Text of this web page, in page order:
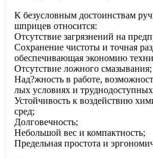
К безусловным достоинствам
шприцев относится:
Отсутствие загрязнений на
Сохранение чистоты и точная
обеспечивающая экономию
Отсутствие ложного смазывания;
Над?жность в работе,
лых условиях и
Устойчивость к воздействию
сред;
Долговечность;
Небольшой вес и компактность;
Предельная простота и